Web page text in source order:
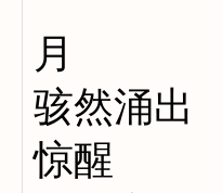
月
骇然涌出
惊醒